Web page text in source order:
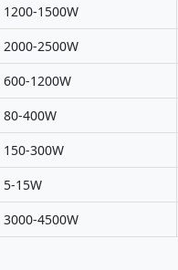
1200-1500W
2000-2500W
600-1200W
80-400W
150-300W
5-15W
3000-4500W